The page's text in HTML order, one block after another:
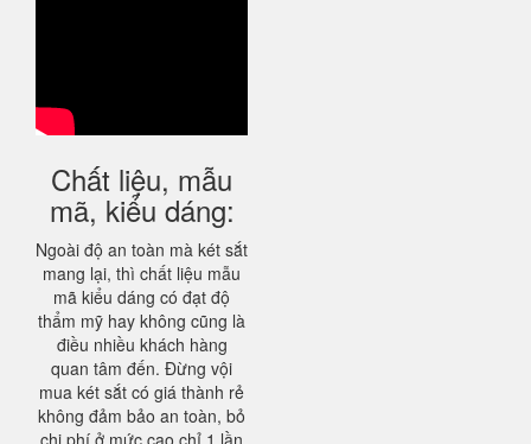
Chất liệu, mẫu
mã, kiểu dáng:
Ngoài độ an toàn mà két sắt
mang lại, thì chất liệu mẫu
mã kiểu dáng có đạt độ
thẩm mỹ hay không cũng là
điều nhiều khách hàng
quan tâm đến. Đừng vội
mua két sắt có giá thành rẻ
không đảm bảo an toàn, bỏ